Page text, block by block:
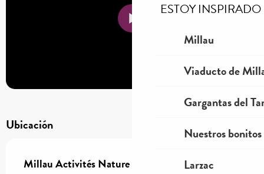
ESTOY INSPIRADO
Millau
Viaducto de
Gargantas del
Nuestros
Larzac
Ubicación
Millau Activités Nature - Via Ferrata